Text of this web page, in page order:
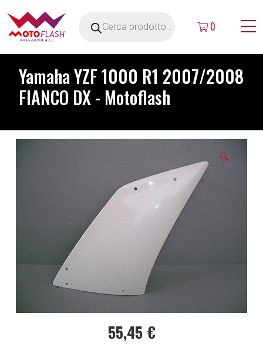
0
Yamaha YZF 1000 R1 2007/2008
FIANCO DX - Motoflash
🔍
55,45 €